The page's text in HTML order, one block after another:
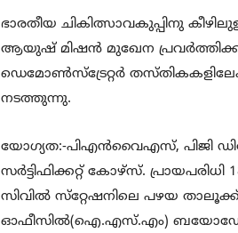
ഭാരതീയ ചികിത്സാവകുപ്പിനു
ആയുഷ് മിഷന്‍ മുഖേന
ഡെമോണ്‍സ്‌ട്രേറ്റര്‍
നടത്തുന്നു.
യോഗ്യത:-പിഎന്‍വൈഎസ്, പിജി
സര്‍ട്ടിഫിക്കറ്റ് കോഴ്‌സ്.
സിവില്‍ സ്‌റ്റേഷനിലെ പഴയ താലൂക്ക്
ഓഫീസില്‍(ഐ.എസ്.എം) ബയോഡേറ്റ,